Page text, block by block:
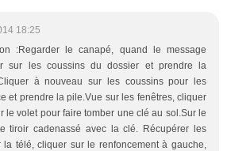
18:25
:Regarder le canapé, quand le message
sur les coussins du dossier et prendre la
à nouveau sur les coussins pour les
et prendre la pile.Vue sur les fenêtres, cliquer
le volet pour faire tomber une clé au sol.Sur le
tiroir cadenassé avec la clé. Récupérer les
la télé, cliquer sur le renfoncement à gauche,